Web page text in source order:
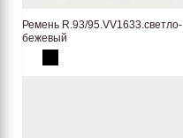
Ремень R.93/95.VV1633.светло-
бежевый